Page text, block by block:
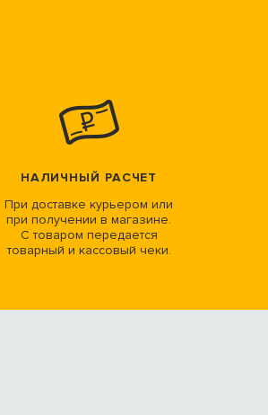
НАЛИЧНЫЙ РАСЧЕТ
При доставке курьером или
при получении в магазине.
С товаром передается
товарный и кассовый чеки.